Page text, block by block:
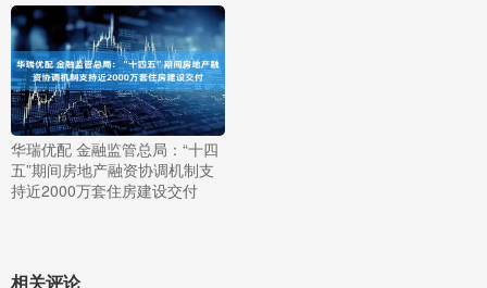
华瑞优配 金融监管总局：“十四
五”期间房地产融资协调机制支
持近2000万套住房建设交付
相关评论